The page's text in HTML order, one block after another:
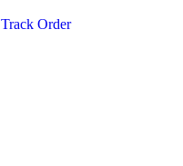
Track Order